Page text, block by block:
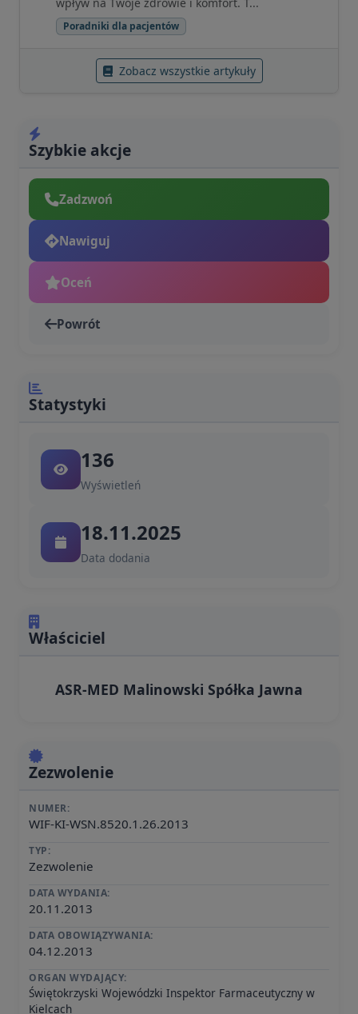
Poradniki dla pacjentów
Zobacz wszystkie artykuły
Szybkie akcje
Zadzwoń
Nawiguj
Oceń
Powrót
Statystyki
136
Wyświetleń
18.11.2025
Data dodania
Właściciel
ASR-MED Malinowski Spółka Jawna
Zezwolenie
NUMER:
WIF-KI-WSN.8520.1.26.2013
TYP:
Zezwolenie
DATA WYDANIA:
20.11.2013
DATA OBOWIĄZYWANIA:
04.12.2013
ORGAN WYDAJĄCY:
Świętokrzyski Wojewódzki Inspektor Farmaceutyczny w
Kielcach